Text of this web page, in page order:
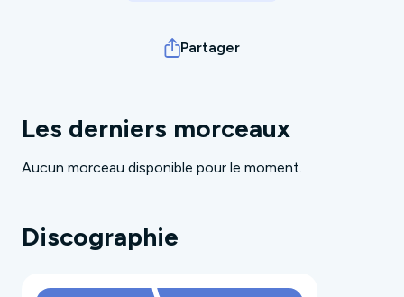
Partager
Les derniers morceaux
Aucun morceau disponible pour le moment.
Discographie